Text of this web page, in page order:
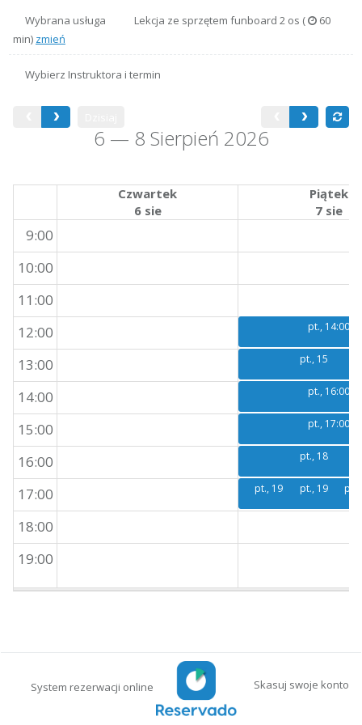
Wybrana usługa Lekcja ze sprzętem funboard 2 os (
60
min) zmień
Wybierz Instruktora i termin
6 — 8 Sierpień 2026
Czwartek
6 sie
Piątek
7 sie
9:00
10:00
11:00
12:00
13:00
14:00
15:00
16:00
17:00
18:00
19:00
pt., 14:00
pt., 15:00
pt., 16:00
pt., 17:00
pt., 18:00
pt., 19:00 pt., 19:00 pt.,
Skasuj swoje konto
System rezerwacji online